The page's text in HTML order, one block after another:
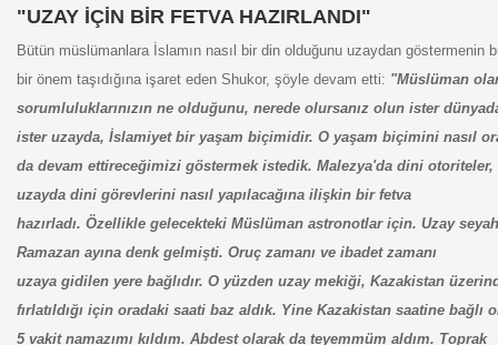
"UZAY İÇİN BİR FETVA HAZIRLANDI"
Bütün müslümanlara İslamın nasıl bir din olduğunu uzaydan göstermenin
bir önem taşıdığına işaret eden Shukor, şöyle devam etti: "Müslüman
sorumluluklarınızın ne olduğunu, nerede olursanız olun ister
ister uzayda, İslamiyet bir yaşam biçimidir. O yaşam biçimini nasıl
da devam ettireceğimizi göstermek istedik. Malezya'da dini otoriteler,
uzayda dini görevlerini nasıl yapılacağına ilişkin bir fetva
hazırladı. Özellikle gelecekteki Müslüman astronotlar için. Uzay
Ramazan ayına denk gelmişti. Oruç zamanı ve ibadet zamanı
uzaya gidilen yere bağlıdır. O yüzden uzay mekiği, Kazakistan
fırlatıldığı için oradaki saati baz aldık. Yine Kazakistan saatine bağlı
5vakit namazımı kıldım. Abdest olarak da teyemmüm aldım. Toprak